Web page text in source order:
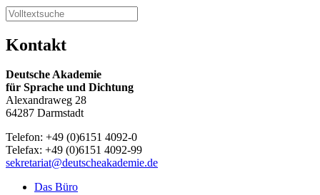
Kontakt
Deutsche Akademie
für Sprache und Dichtung
Alexandraweg 28
64287 Darmstadt
Telefon: +49 (0)6151 4092-0
Telefax: +49 (0)6151 4092-99
sekretariat@deutscheakademie.de
Das Büro